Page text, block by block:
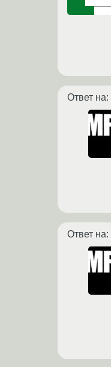
Ответ на:
Ответ на: